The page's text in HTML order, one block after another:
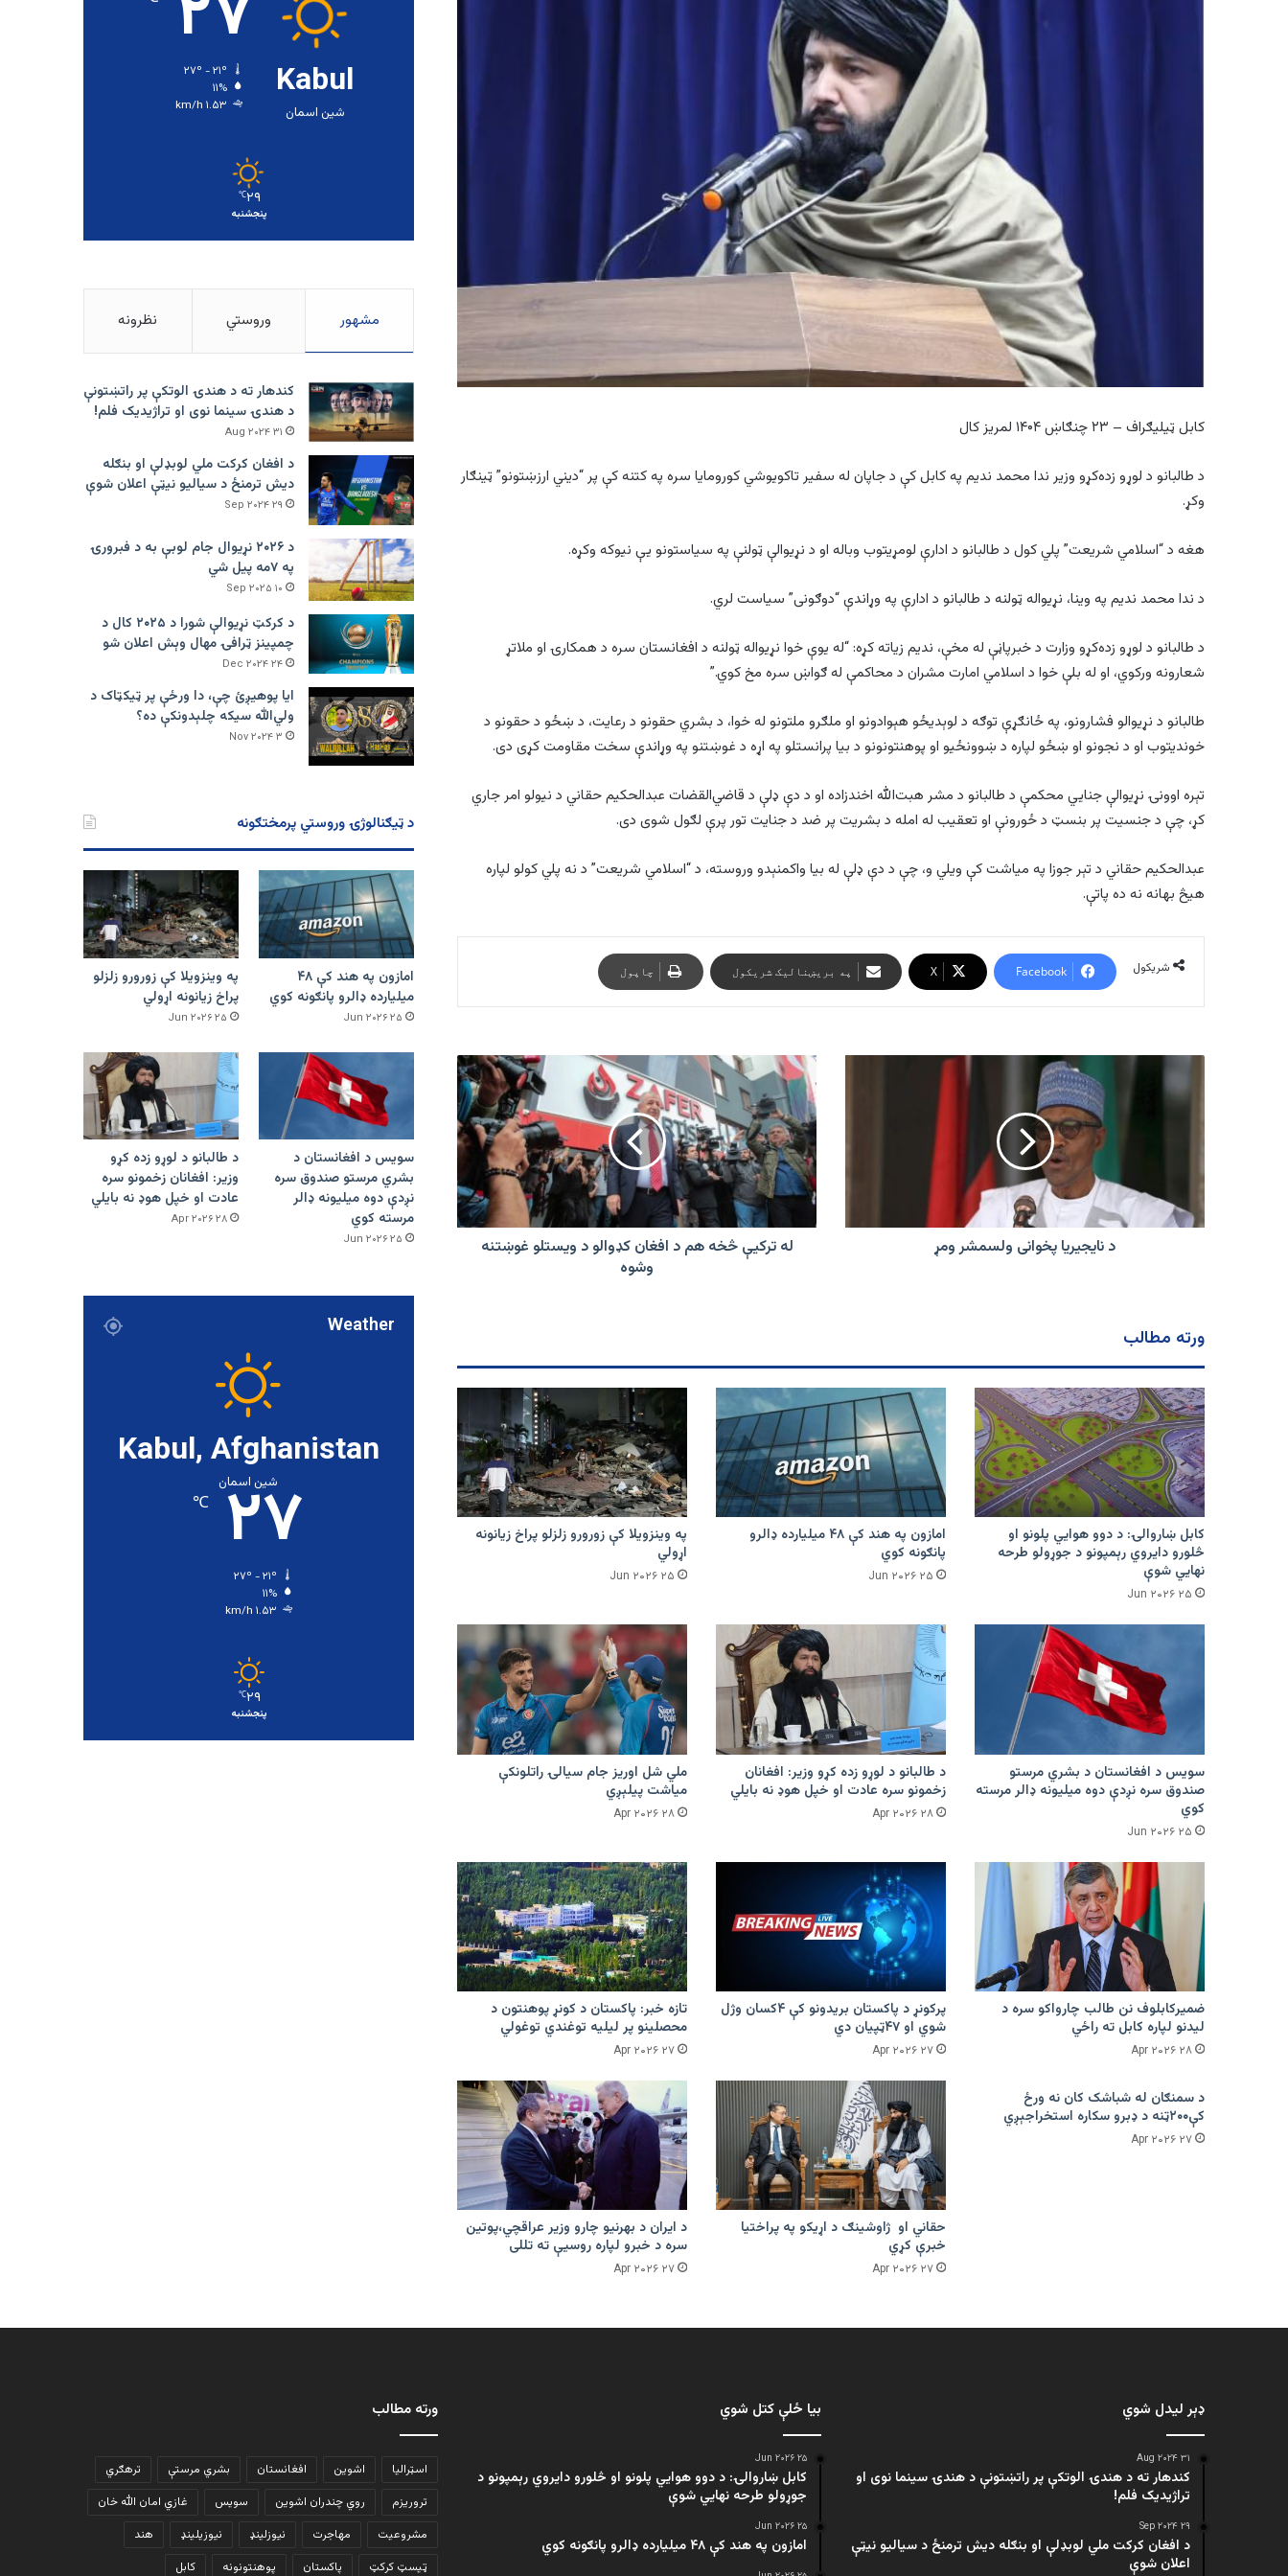
کابل ټيلیګراف – ۲۳ چنګاښ ۱۴۰۴ لمریز کال
د طالبانو د لوړو زده‌کړو وزیر ندا محمد ندیم په کابل کې د جاپان له سفیر تاکویوشي کورومایا سره په کتنه کې پر “دیني ارزښتونو” ټینګار
وکړ.
هغه د “اسلامي شریعت” پلي کول د طالبانو د ادارې لومړیتوب وباله او د نړیوالې ټولنې په سیاستونو یې نیوکه وکړه.
د ندا محمد ندیم په وینا، نړیواله ټولنه د طالبانو د ادارې په وړاندې “دوګونی” سیاست لري.
د طالبانو د لوړو زده‌کړو وزارت د خبرپاڼې له مخې، ندیم زیاته کړه: “له یوې خوا نړیواله ټولنه د افغانستان سره د همکارۍ او ملاتړ
شعارونه ورکوي، او له بلې خوا د اسلامي امارت مشران د محاکمې له ګواښ سره مخ کوي.”
طالبانو د نړیوالو فشارونو، په ځانګړې توګه د لوېدیځو هېوادونو او ملګرو ملتونو له خوا، د بشري حقونو د رعایت، د ښځو د حقونو د
خوندیتوب او د نجونو او ښځو لپاره د ښوونځیو او پوهنتونونو د بیا پرانستلو په اړه د غوښتنو په وړاندې سخت مقاومت کړی دی.
تېره اوونۍ نړیوالې جنايي محکمې د طالبانو د مشر هبت‌الله اخندزاده او د دې ډلې د قاضي‌القضات عبدالحکیم حقاني د نیولو امر جاري
کړ، چې د جنسیت پر بنسټ د ځورونې او تعقیب له امله د بشریت پر ضد د جنایت تور پرې لګول شوی دی.
عبدالحکیم حقاني د تېر جوزا په میاشت کې ویلي و، چې د دې ډلې له بیا واکمنېدو وروسته، د “اسلامي شریعت” د نه پلي کولو لپاره
هیڅ بهانه نه ده پاتې.
شریکول Facebook
X په بریښنالیک شریکول چاپول
د
پخوانی
د نایجیریا پخوانی ولسمشر ومړ
له
ترکیې
څخه
هم
د
افغان
کډوالو
د
ویستلو
غوښتنهله ترکیې څخه هم د افغان کډوالو د ویستلو غوښتنه
وشوه
ورته مطالب
کابل ښاروالۍ: د دوو هوايي پلونو او
څلورو دایروي رېمپونو د جوړولو طرحه
نهایي شوې
۲۵ Jun ۲۰۲۶
امازون په هند کې ۴۸ میلیارده ډالرو
پانګونه کوي
۲۵ Jun ۲۰۲۶
په وینزویلا کې زورورو زلزلو پراخ زیانونه
اړولي
۲۵ Jun ۲۰۲۶
سویس د افغانستان د بشري مرستو
صندوق سره نږدې دوه میلیونه ډالر مرسته
کوي
۲۵ Jun ۲۰۲۶
د طالبانو د لوړو زده کړو وزیر: افغانان
زخمونو سره عادت او خپل هوډ نه بایلي
۲۸ Apr ۲۰۲۶
ملي شل اوریز جام سیالۍ راتلونکې
میاشت پیلېږي
۲۸ Apr ۲۰۲۶
ضمیرکابلوف نن طالب چارواکو سره د
لیدنو لپاره کابل ته راځي
۲۸ Apr ۲۰۲۶
پرکونړ د پاکستان بریدونو کې ۴کسان وژل
شوي او ۴۷ټپیان دي
۲۷ Apr ۲۰۲۶
تازه خبر: پاکستان د کونړ پوهنتون د
محصلینو پر لیلیه توغندي توغولي
۲۷ Apr ۲۰۲۶
د سمنګان له شباشک کان نه ورځ
کې۲۰۰ټنه د ډبرو سکاره استخراجېږي
۲۷ Apr ۲۰۲۶
حقاني او ژاوشینګ د اړیکو په پراختیا
خبرې کړي
۲۷ Apr ۲۰۲۶
د ایران د بهرنیو چارو وزیر عراقچي،پوتین
سره د خبرو لپاره روسیې ته تللی
۲۷ Apr ۲۰۲۶
Kabul
شین اسمان
۱۱%
۱.۵۳ km/h
۲۹℃
پنجشنبه
مشهور وروستي نظرونه
کندهار ته د هندۍ الوتکې پر راتښتونې
د هندۍ سینما نوی او تراژيديک فلم!
۳۱ Aug ۲۰۲۴
د افغان کرکت ملي لوبډلې او بنګله
دیش ترمنځ د سیالیو نیټې اعلان شوې
۲۹ Sep ۲۰۲۴
د ۲۰۲۶ نړیوال جام لوبې به د فبرورۍ
په ۷مه پیل شي
۱۰ Sep ۲۰۲۵
د کرکټ نړیوالې شورا د ۲۰۲۵ کال د
چمپینز ټرافۍ مهال وېش اعلان شو
۲۴ Dec ۲۰۲۴
ایا پوهیږئ چې، دا ورځې پر ټيکټاک د
ولي‌الله سیکه چلېدونکې ده؟
۳ Nov ۲۰۲۴
د ټیګنالوژۍ وروستي پرمختګونه
امازون په هند کې ۴۸
میلیارده ډالرو پانګونه کوي
۲۵ Jun ۲۰۲۶
په وینزویلا کې زورورو زلزلو
پراخ زیانونه اړولي
۲۵ Jun ۲۰۲۶
سویس د افغانستان د
بشري مرستو صندوق سره
نږدې دوه میلیونه ډالر
مرسته کوي
۲۵ Jun ۲۰۲۶
د طالبانو د لوړو زده کړو
وزیر: افغانان زخمونو سره
عادت او خپل هوډ نه بایلي
۲۸ Apr ۲۰۲۶
Weather
Kabul, Afghanistan
شین اسمان
۲۷ ℃
۱۱%
۱.۵۳ km/h
۲۹℃
پنجشنبه
ډېر لیدل شوي
۳۱ Aug ۲۰۲۴
کندهار ته د هندۍ الوتکې پر راتښتونې د هندۍ سینما نوی او
تراژيديک فلم!
۲۹ Sep ۲۰۲۴
د افغان کرکت ملي لوبډلې او بنګله دیش ترمنځ د سیالیو نیټې
اعلان شوې
بیا ځلې کتل شوي
۲۵ Jun ۲۰۲۶
کابل ښاروالۍ: د دوو هوايي پلونو او څلورو دایروي رېمپونو د
جوړولو طرحه نهایي شوې
۲۵ Jun ۲۰۲۶
امازون په هند کې ۴۸ میلیارده ډالرو پانګونه کوي
ورته مطالب
اسټرالیا اشوین افغانستان بشري مرستې
ترهګري
تروریزم
روي چندران اشوین سویس
غازي امان الله خان
مشروعیت
مهاجرت نیوزلینډ نیوزیلینډ
هند
ټیسټ کرکټ
پاکستان پوهنتونونه کابل